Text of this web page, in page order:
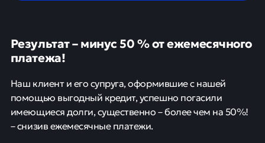
Результат – минус 50 % от ежемесячного
платежа!
Наш клиент и его супруга, оформившие с нашей
помощью выгодный кредит, успешно погасили
имеющиеся долги, существенно – более чем на 50%!
– снизив ежемесячные платежи.